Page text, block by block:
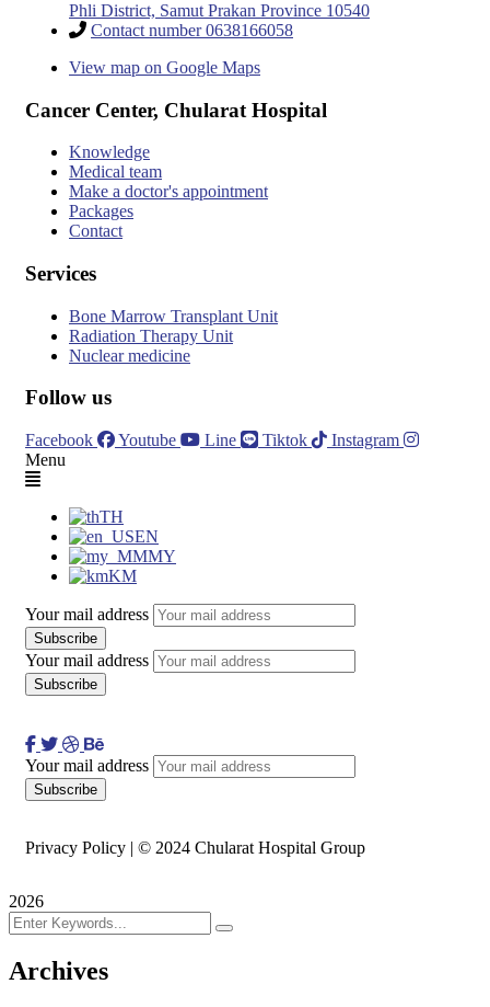
Phli District, Samut Prakan Province 10540
Contact number 0638166058
View map on Google Maps
Cancer Center, Chularat Hospital
Knowledge
Medical team
Make a doctor's appointment
Packages
Contact
Services
Bone Marrow Transplant Unit
Radiation Therapy Unit
Nuclear medicine
Follow us
Facebook Youtube Line Tiktok
Instagram
Menu
TH
EN
MY
KM
Your mail address
Your mail address
Your mail address
Privacy Policy | © 2024 Chularat Hospital Group
2026
Archives